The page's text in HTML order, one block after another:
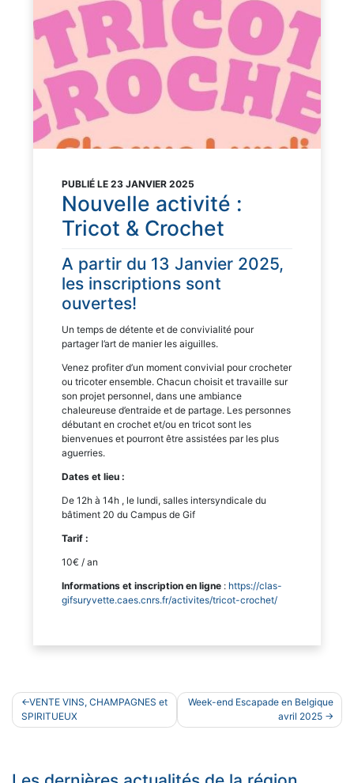
PUBLIÉ LE 23 JANVIER 2025
Nouvelle activité :
Tricot & Crochet
A partir du 13 Janvier 2025,
les inscriptions sont
ouvertes!
Un temps de détente et de convivialité pour
partager l’art de manier les aiguilles.
Venez profiter d’un moment convivial pour crocheter
ou tricoter ensemble. Chacun choisit et travaille sur
son projet personnel, dans une ambiance
chaleureuse d’entraide et de partage. Les personnes
débutant en crochet et/ou en tricot sont les
bienvenues et pourront être assistées par les plus
aguerries.
Dates et lieu :
De 12h à 14h , le lundi, salles intersyndicale du
bâtiment 20 du Campus de Gif
Tarif :
10€ / an
Informations et inscription en ligne : https://clas-
gifsuryvette.caes.cnrs.fr/activites/tricot-crochet/
Navigation
de
VENTE VINS, CHAMPAGNES et
SPIRITUEUX
Week-end Escapade en Belgique
avril 2025